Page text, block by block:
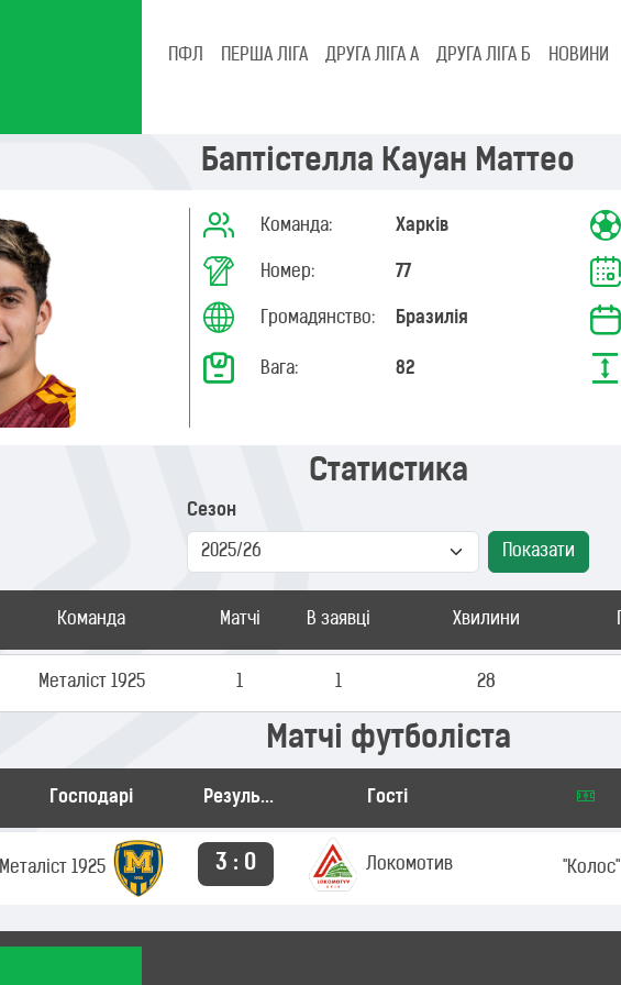
ПФЛ ПЕРША ЛІГА ДРУГА ЛІГА А ДРУГА ЛІГА Б НОВИНИ
Баптістелла Кауан Маттео
Команда: Харків
Номер: 77
Громадянство: Бразилія
Вага: 82
Статистика
Сезон
Показати
Команда Матчі В заявці Хвилини
Металіст 1925 1 1 28
Матчі футболіста
Господарі Результат Гості
Металіст 1925 3 : 0 Локомотив "Колос"